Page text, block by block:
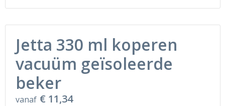
Jetta 330 ml koperen
vacuüm geïsoleerde
beker
vanaf € 11,34